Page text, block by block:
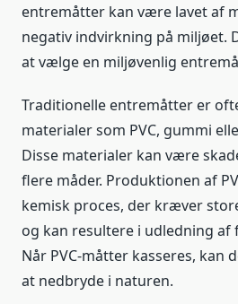
entremåtter kan være lavet af
negativ indvirkning på miljøet.
at vælge en miljøvenlig
Traditionelle entremåtter er
materialer som PVC, gummi
Disse materialer kan være
flere måder. Produktionen af
kemisk proces, der kræver
og kan resultere i udledning af
Når PVC-måtter kasseres, kan
at nedbryde i naturen.